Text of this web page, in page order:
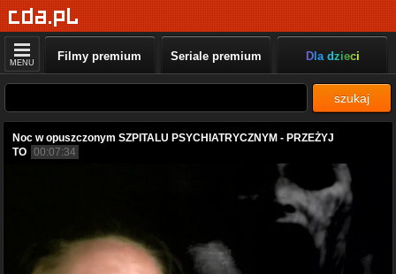
MENU Filmy premium Seriale premium Dla dzieci
szukaj
Noc w opuszczonym SZPITALU PSYCHIATRYCZNYM - PRZEŻYJ
TO 00:07:34